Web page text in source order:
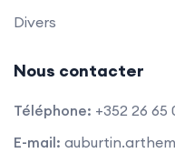
Divers
Nous contacter
Téléphone: +352 26 65
E-mail: